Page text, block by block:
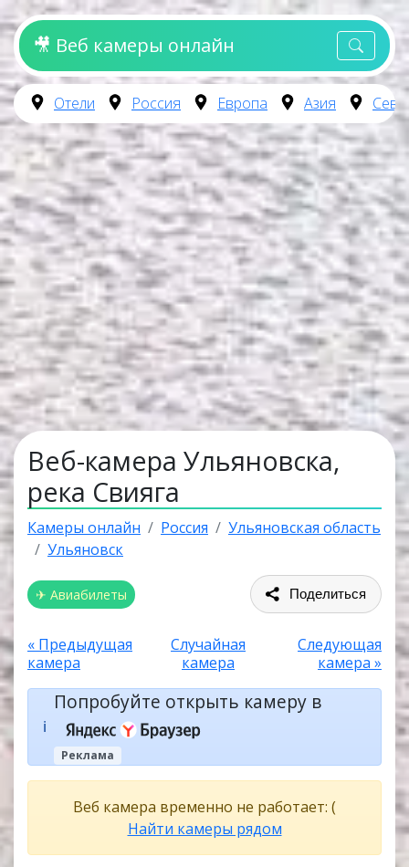
🎥 Веб камеры онлайн
Отели Россия Европа Азия
Веб-камера Ульяновска,
река Свияга
Камеры онлайн Россия
Ульяновская область
Ульяновск
✈ Авиабилеты Поделиться
« Предыдущая
камера
Случайная
камера
Следующая
камера »
ℹ️
Попробуйте открыть камеру в
Реклама
Веб камера временно не работает: (
Найти камеры рядом